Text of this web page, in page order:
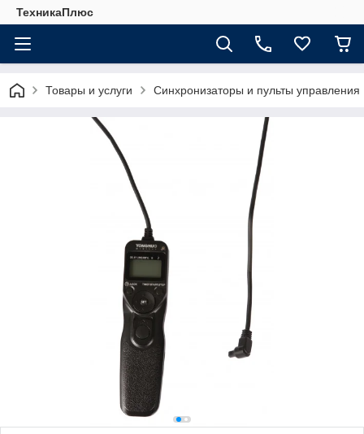
ТехникаПлюс
Товары и услуги Синхронизаторы и пульты управления